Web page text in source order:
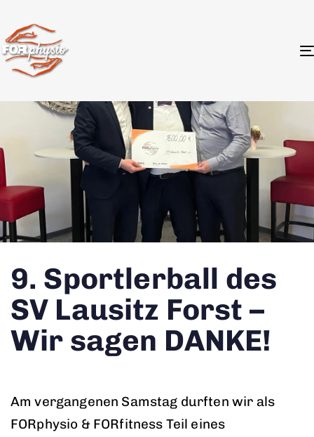
9. Sportlerball des
SV Lausitz Forst –
Wir sagen DANKE!
Am vergangenen Samstag durften wir als
FORphysio & FORfitness Teil eines